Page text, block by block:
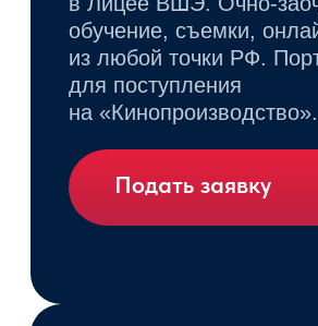
МИХАЙЛОВИЧ
УРМАЙКИН
Руководитель проекта «Лицей